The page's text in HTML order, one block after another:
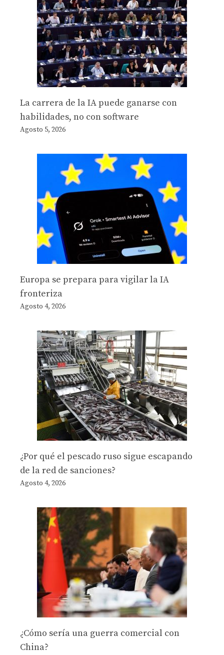
La carrera de la IA puede ganarse con
habilidades, no con software
Agosto 5, 2026
Europa se prepara para vigilar la IA
fronteriza
Agosto 4, 2026
¿Por qué el pescado ruso sigue escapando
de la red de sanciones?
Agosto 4, 2026
¿Cómo sería una guerra comercial con
China?